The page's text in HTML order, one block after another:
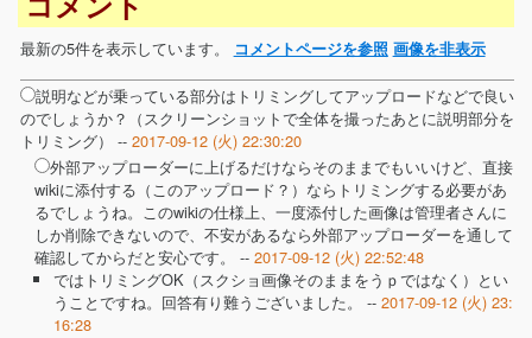
最新の5件を表示しています。 コメントページを参照 画像を非表示
説明などが乗っている部分はトリミングしてアップロードなどで良い
のでしょうか？（スクリーンショットで全体を撮ったあとに説明部分を
トリミング） -- 2017-09-12 (火) 22:30:20
外部アップローダーに上げるだけならそのままでもいいけど、直接
wikiに添付する（このアップロード？）ならトリミングする必要があ
るでしょうね。このwikiの仕様上、一度添付した画像は管理者さんに
しか削除できないので、不安があるなら外部アップローダーを通して
確認してからだと安心です。 -- 2017-09-12 (火) 22:52:48
ではトリミングOK（スクショ画像そのままをうｐではなく）とい
うことですね。回答有り難うございました。 -- 2017-09-12 (火) 23:
16:28